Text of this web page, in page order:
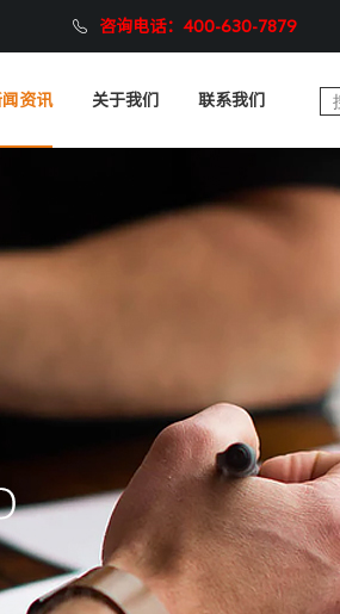
咨询电话：400-630-7879
资讯 关于我们 联系我们